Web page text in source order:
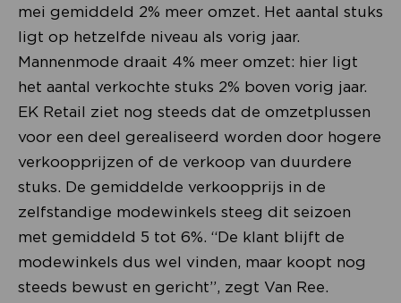
mei gemiddeld 2% meer omzet. Het aantal stuks
ligt op hetzelfde niveau als vorig jaar.
Mannenmode draait 4% meer omzet: hier ligt
het aantal verkochte stuks 2% boven vorig jaar.
EK Retail ziet nog steeds dat de omzetplussen
voor een deel gerealiseerd worden door hogere
verkoopprijzen of de verkoop van duurdere
stuks. De gemiddelde verkoopprijs in de
zelfstandige modewinkels steeg dit seizoen
met gemiddeld 5 tot 6%. “De klant blijft de
modewinkels dus wel vinden, maar koopt nog
steeds bewust en gericht”, zegt Van Ree.